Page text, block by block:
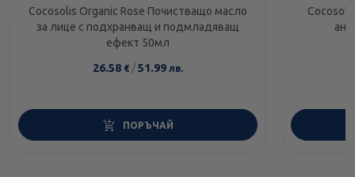
Cocosolis Organic Rose Почистващо масло
за лице с подхранващ и подмладяващ
ефект 50мл
26.58 € /51.99 лв.
ПОРЪЧАЙ